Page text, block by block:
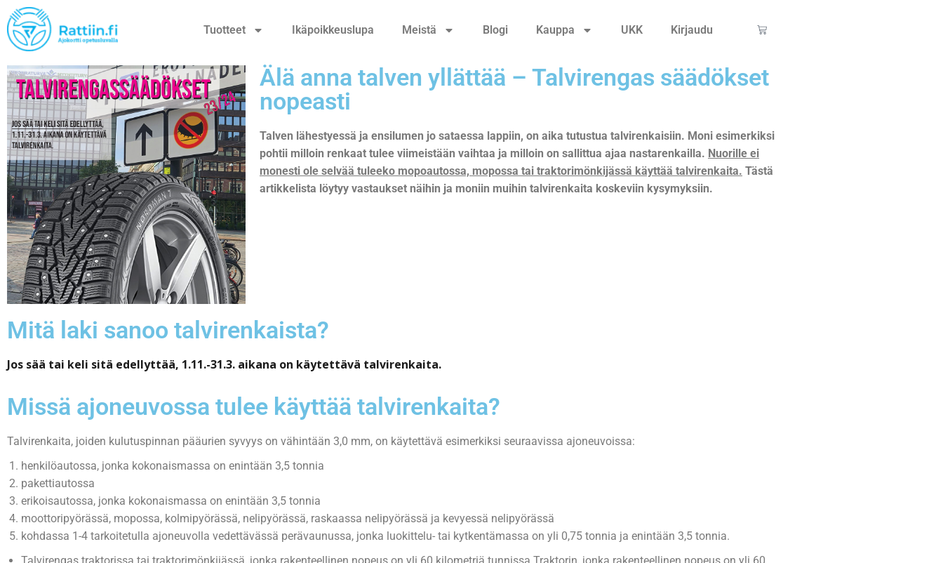
Tuotteet Ikäpoikkeuslupa Meistä Blogi Kauppa UKK Kirjaudu
Älä anna talven yllättää – Talvirengas säädökset
nopeasti
Talven lähestyessä ja ensilumen jo sataessa lappiin, on aika tutustua talvirenkaisiin. Moni esimerkiksi
pohtii milloin renkaat tulee viimeistään vaihtaa ja milloin on sallittua ajaa nastarenkailla. Nuorille ei
monesti ole selvää tuleeko mopoautossa, mopossa tai traktorimönkijässä käyttää talvirenkaita. Tästä
artikkelista löytyy vastaukset näihin ja moniin muihin talvirenkaita koskeviin kysymyksiin.
Mitä laki sanoo talvirenkaista?
Jos sää tai keli sitä edellyttää, 1.11.-31.3. aikana on käytettävä talvirenkaita.
Missä ajoneuvossa tulee käyttää talvirenkaita?
Talvirenkaita, joiden kulutuspinnan pääurien syvyys on vähintään 3,0 mm, on käytettävä esimerkiksi seuraavissa ajoneuvoissa:
henkilöautossa, jonka kokonaismassa on enintään 3,5 tonnia
pakettiautossa
erikoisautossa, jonka kokonaismassa on enintään 3,5 tonnia
moottoripyörässä, mopossa, kolmipyörässä, nelipyörässä, raskaassa nelipyörässä ja kevyessä nelipyörässä
kohdassa 1-4 tarkoitetulla ajoneuvolla vedettävässä perävaunussa, jonka luokittelu- tai kytkentämassa on yli 0,75 tonnia ja enintään 3,5 tonnia.